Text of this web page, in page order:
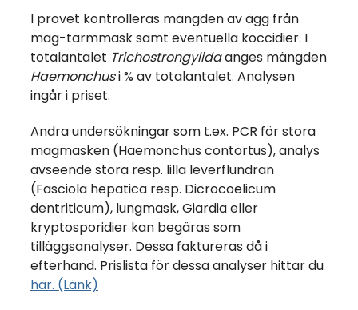
I provet kontrolleras mängden av ägg från
mag-tarmmask samt eventuella koccidier. I
totalantalet Trichostrongylidaanges mängden
Haemonchusi % av totalantalet. Analysen
ingår i priset.
Andra undersökningar som t.ex. PCR för stora
magmasken (Haemonchus contortus), analys
avseende stora resp. lilla leverflundran
(Fasciola hepatica resp. Dicrocoelicum
dentriticum), lungmask, Giardia eller
kryptosporidier kan begäras som
tilläggsanalyser. Dessa faktureras då i
efterhand. Prislista för dessa analyser hittar du
här. (Länk)